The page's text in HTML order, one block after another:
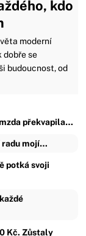
kdo
moderní
se
budoucnost, od
překvapila…
radu mojí…
potká svoji
Kč. Zůstaly